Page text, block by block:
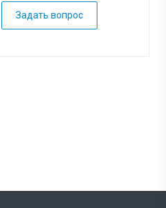
Задать вопрос